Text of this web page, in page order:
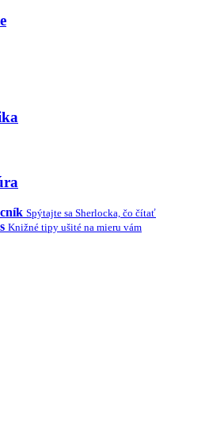
Spýtajte sa Sherlocka, čo čítať
Knižné tipy ušité na mieru vám